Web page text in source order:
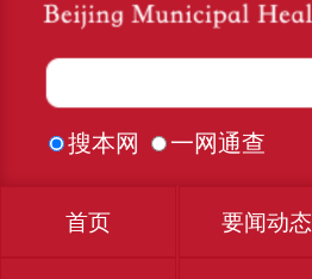
搜本网 一网通查
首页 要闻动态